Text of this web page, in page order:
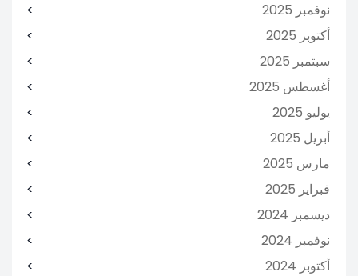
نوفمبر 2025
أكتوبر 2025
سبتمبر 2025
أغسطس 2025
يوليو 2025
أبريل 2025
مارس 2025
فبراير 2025
ديسمبر 2024
نوفمبر 2024
أكتوبر 2024